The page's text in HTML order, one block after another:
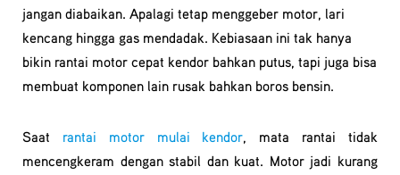
jangan diabaikan. Apalagi tetap menggeber motor, lari
kencang hingga gas mendadak. Kebiasaan ini tak hanya
bikin rantai motor cepat kendor bahkan putus, tapi juga bisa
membuat komponen lain rusak bahkan boros bensin.
Saat rantai motor mulai kendor, mata rantai tidak
mencengkeram dengan stabil dan kuat. Motor jadi kurang